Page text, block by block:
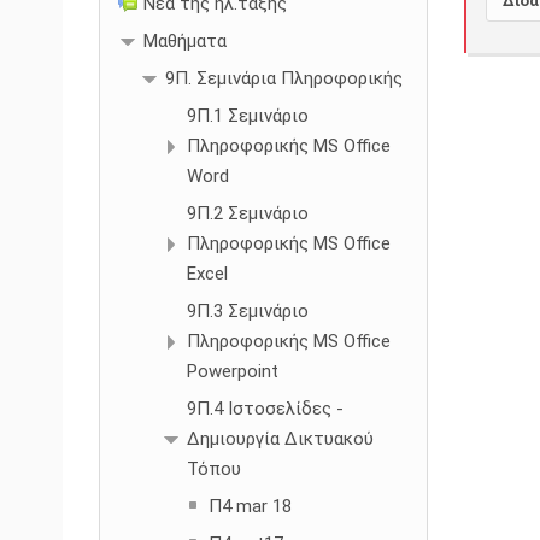
Μαθήματα
9Π. Σεμινάρια Πληροφορικής
9Π.1 Σεμινάριο
Πληροφορικής MS Office
Word
9Π.2 Σεμινάριο
Πληροφορικής MS Office
Excel
9Π.3 Σεμινάριο
Πληροφορικής MS Office
Powerpoint
9Π.4 Ιστοσελίδες -
Δημιουργία Δικτυακού
Τόπου
Π4 mar 18